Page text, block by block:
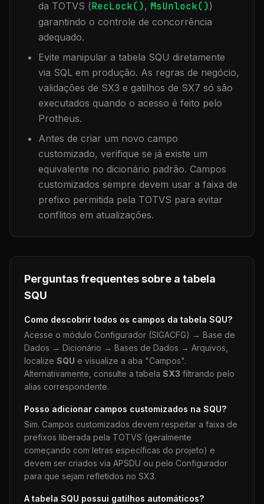
da TOTVS (RecLock(), MsUnlock())
garantindo o controle de concorrência
adequado.
Evite manipular a tabela SQU diretamente
via SQL em produção. As regras de negócio,
validações de SX3 e gatilhos de SX7 só são
executados quando o acesso é feito pelo
Protheus.
Antes de criar um novo campo
customizado, verifique se já existe um
equivalente no dicionário padrão. Campos
customizados sempre devem usar a faixa de
prefixo permitida pela TOTVS para evitar
conflitos em atualizações.
Perguntas frequentes sobre a tabela
SQU
Como descobrir todos os campos da tabela SQU?
Acesse o módulo Configurador (SIGACFG) → Base de
Dados → Dicionário → Bases de Dados → Arquivos,
localize SQU e visualize a aba "Campos".
Alternativamente, consulte a tabela SX3 filtrando pelo
alias correspondente.
Posso adicionar campos customizados na SQU?
Sim. Campos customizados devem respeitar a faixa de
prefixos liberada pela TOTVS (geralmente
começando com letras específicas do projeto) e
devem ser criados via APSDU ou pelo Configurador
para que sejam refletidos no SX3.
A tabela SQU possui gatilhos automáticos?